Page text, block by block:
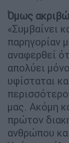
Όμως
«Συμβαίνει
παρηγορίαν
αναφερθεί
απολύει
υφίσταται
μας. Ακόμη
πρώτον
ανθρώπου